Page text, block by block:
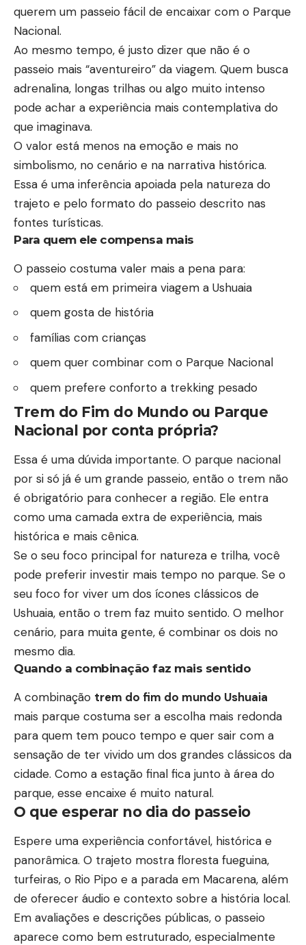
querem um passeio fácil de encaixar com o Parque
Nacional.
Ao mesmo tempo, é justo dizer que não é o
passeio mais “aventureiro” da viagem. Quem busca
adrenalina, longas trilhas ou algo muito intenso
pode achar a experiência mais contemplativa do
que imaginava.
O valor está menos na emoção e mais no
simbolismo, no cenário e na narrativa histórica.
Essa é uma inferência apoiada pela natureza do
trajeto e pelo formato do passeio descrito nas
fontes turísticas.
Para quem ele compensa mais
O passeio costuma valer mais a pena para:
quem está em primeira viagem a Ushuaia
quem gosta de história
famílias com crianças
quem quer combinar com o Parque Nacional
quem prefere conforto a trekking pesado
Trem do Fim do Mundo ou Parque
Nacional por conta própria?
Essa é uma dúvida importante. O parque nacional
por si só já é um grande passeio, então o trem não
é obrigatório para conhecer a região. Ele entra
como uma camada extra de experiência, mais
histórica e mais cênica.
Se o seu foco principal for natureza e trilha, você
pode preferir investir mais tempo no parque. Se o
seu foco for viver um dos ícones clássicos de
Ushuaia, então o trem faz muito sentido. O melhor
cenário, para muita gente, é combinar os dois no
mesmo dia.
Quando a combinação faz mais sentido
A combinação trem do fim do mundo Ushuaia
mais parque costuma ser a escolha mais redonda
para quem tem pouco tempo e quer sair com a
sensação de ter vivido um dos grandes clássicos da
cidade. Como a estação final fica junto à área do
parque, esse encaixe é muito natural.
O que esperar no dia do passeio
Espere uma experiência confortável, histórica e
panorâmica. O trajeto mostra floresta fueguina,
turfeiras, o Rio Pipo e a parada em Macarena, além
de oferecer áudio e contexto sobre a história local.
Em avaliações e descrições públicas, o passeio
aparece como bem estruturado, especialmente